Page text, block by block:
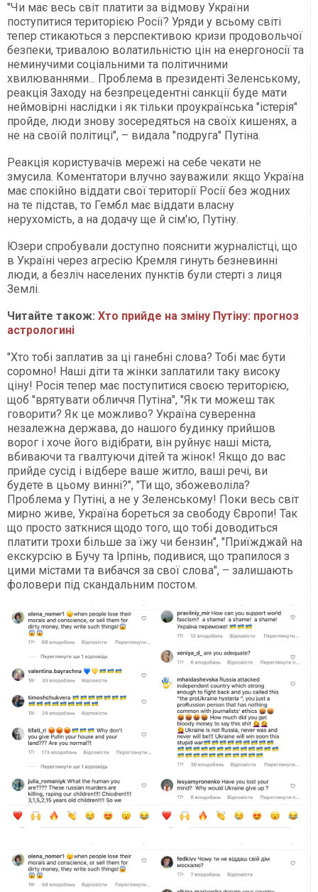
"Чи має весь світ платити за відмову України
поступитися територією Росії? Уряди у всьому світі
тепер стикаються з перспективою кризи продовольчої
безпеки, тривалою волатильністю цін на енергоносії та
неминучими соціальними та політичними
хвилюваннями... Проблема в президенті Зеленському,
реакція Заходу на безпрецедентні санкції буде мати
неймовірні наслідки і як тільки проукраїнська "істерія"
пройде, люди знову зосередяться на своїх кишенях, а
не на своїй політиці", – видала "подруга" Путіна.
Реакція користувачів мережі на себе чекати не
змусила. Коментатори влучно зауважили: якщо Україна
має спокійно віддати свої території Росії без жодних
на те підстав, то Гембл має віддати власну
нерухомість, а на додачу ще й сім'ю, Путіну.
Юзери спробували доступно пояснити журналістці, що
в Україні через агресію Кремля гинуть безневинні
люди, а безліч населених пунктів були стерті з лиця
Землі.
Читайте також: Хто прийде на зміну Путіну: прогноз
астрологині
"Хто тобі заплатив за ці ганебні слова? Тобі має бути
соромно! Наші діти та жінки заплатили таку високу
ціну! Росія тепер має поступитися своєю територією,
щоб "врятувати обличчя Путіна", "Як ти можеш так
говорити? Як це можливо? Україна суверенна
незалежна держава, до нашого будинку прийшов
ворог і хоче його відібрати, він руйнує наші міста,
вбиваючи та гвалтуючи дітей та жінок! Якщо до вас
прийде сусід і відбере ваше житло, ваші речі, ви
будете в цьому винні?", "Ти що, збожеволіла?
Проблема у Путіні, а не у Зеленському! Поки весь світ
мирно живе, Україна бореться за свободу Європи! Так
що просто заткнися щодо того, що тобі доводиться
платити трохи більше за їжу чи бензин", "Приїжджай на
екскурсію в Бучу та Ірпінь, подивися, що трапилося з
цими містами та вибачся за свої слова", – залишають
фоловери під скандальним постом.